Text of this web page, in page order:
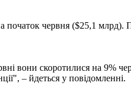
початок червня ($25,1 млрд).
вони скоротилися на 9%
– йдеться у повідомленні.